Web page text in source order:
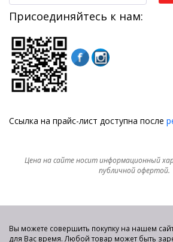
Присоединяйтесь к нам:
Ссылка на прайс-лист доступна после
Цена на сайте носит информационный
публичной офертой.
Вы можете совершить покупку на нашем
для Вас время. Любой товар может быть